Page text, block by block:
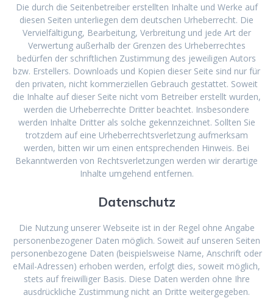
Die durch die Seitenbetreiber erstellten Inhalte und Werke auf
diesen Seiten unterliegen dem deutschen Urheberrecht. Die
Vervielfältigung, Bearbeitung, Verbreitung und jede Art der
Verwertung außerhalb der Grenzen des Urheberrechtes
bedürfen der schriftlichen Zustimmung des jeweiligen Autors
bzw. Erstellers. Downloads und Kopien dieser Seite sind nur für
den privaten, nicht kommerziellen Gebrauch gestattet. Soweit
die Inhalte auf dieser Seite nicht vom Betreiber erstellt wurden,
werden die Urheberrechte Dritter beachtet. Insbesondere
werden Inhalte Dritter als solche gekennzeichnet. Sollten Sie
trotzdem auf eine Urheberrechtsverletzung aufmerksam
werden, bitten wir um einen entsprechenden Hinweis. Bei
Bekanntwerden von Rechtsverletzungen werden wir derartige
Inhalte umgehend entfernen.
Datenschutz
Die Nutzung unserer Webseite ist in der Regel ohne Angabe
personenbezogener Daten möglich. Soweit auf unseren Seiten
personenbezogene Daten (beispielsweise Name, Anschrift oder
eMail-Adressen) erhoben werden, erfolgt dies, soweit möglich,
stets auf freiwilliger Basis. Diese Daten werden ohne Ihre
ausdrückliche Zustimmung nicht an Dritte weitergegeben.